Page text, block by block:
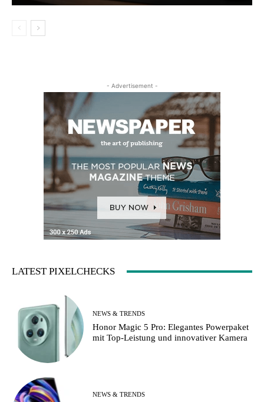
- Advertisement -
LATEST PIXELCHECKS
NEWS & TRENDS
Honor Magic 5 Pro: Elegantes Powerpaket
mit Top-Leistung und innovativer Kamera
NEWS & TRENDS